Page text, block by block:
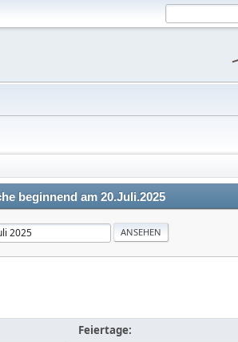
beginnend am 20.Juli.2025
Feiertage: